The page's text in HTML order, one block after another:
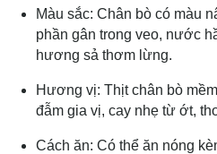
Màu sắc: Chân bò có màu
phần gân trong veo, nước
hương sả thơm lừng.
Hương vị: Thịt chân bò
đẫm gia vị, cay nhẹ từ ớt,
Cách ăn: Có thể ăn nóng